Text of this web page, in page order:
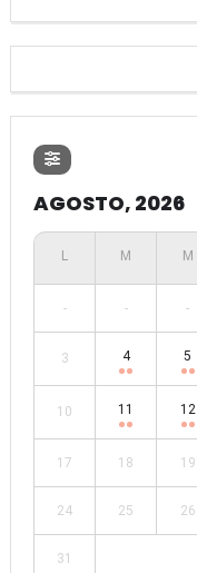
AGOSTO, 2026
- - -
3 4 5
10 11 12
17 18 19
24 25 26
31